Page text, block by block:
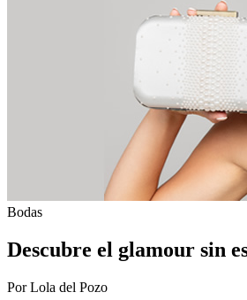
Bodas
Descubre el glamour sin
Por Lola del Pozo